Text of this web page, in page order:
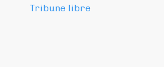
Tribune libre